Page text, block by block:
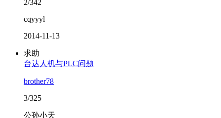
2/342
cqyyyl
2014-11-13
求助
台达人机与PLC问题
brother78
3/325
公孙小天